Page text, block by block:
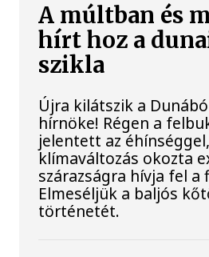
A múltban és
hírt hoz a
szikla
Újra kilátszik a
hírnöke! Régen a
jelentett az
klímaváltozás okozta
szárazságra hívja fel a
Elmeséljük a baljós
történetét.